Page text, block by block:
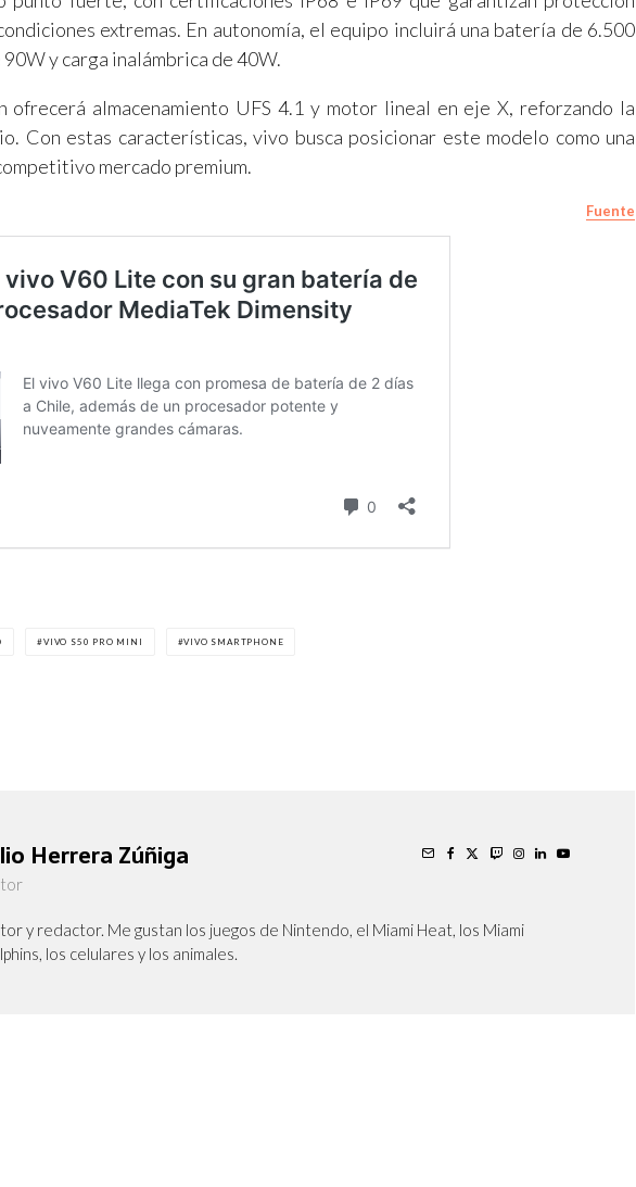
extremas. En autonomía, el equipo incluirá una batería de 6.500
y carga inalámbrica de 40W.
ofrecerá almacenamiento UFS 4.1 y motor lineal en eje X, reforzando la
Con estas características, vivo busca posicionar este modelo como una
mercado premium.
Fuente
VIVO S50 PRO MINI VIVO SMARTPHONE
Herrera Zúñiga
y redactor. Me gustan los juegos de Nintendo, el Miami Heat, los Miami
los celulares y los animales.